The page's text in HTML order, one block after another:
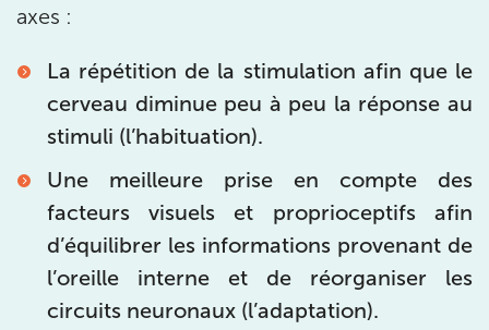
axes :
La répétition de la stimulation afin que le
cerveau diminue peu à peu la réponse au
stimuli (l’habituation).
Une meilleure prise en compte des
facteurs visuels et proprioceptifs afin
d’équilibrer les informations provenant de
l’oreille interne et de réorganiser les
circuits neuronaux (l’adaptation).
6 Rue Petrelle 75009 Paris
01 71 97 53 67
Prenez RDV sur
Prenez RDV sur
IK Paris 11
10 Rue Roubo 75011 Paris